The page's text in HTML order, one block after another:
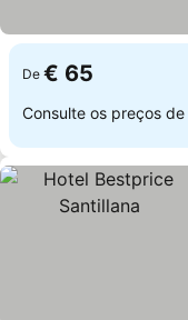
De € 65
Consulte os preços de